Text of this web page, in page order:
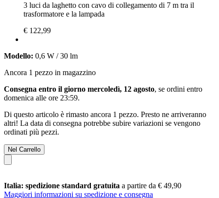
3 luci da laghetto con cavo di collegamento di 7 m tra il
trasformatore e la lampada
€ 122,99
Modello: 0,6 W / 30 lm
Ancora 1 pezzo in magazzino
Consegna entro il giorno mercoledì, 12 agosto, se ordini entro
domenica alle ore 23:59.
Di questo articolo è rimasto ancora 1 pezzo. Presto ne arriveranno
altri! La data di consegna potrebbe subire variazioni se vengono
ordinati più pezzi.
Nel Carrello
Italia: spedizione standard gratuita a partire da € 49,90
Maggiori informazioni su spedizione e consegna